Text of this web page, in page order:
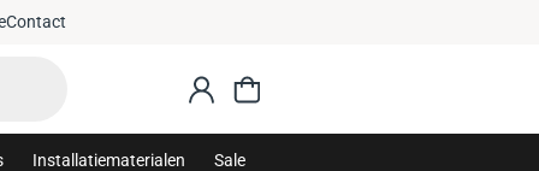
Contact
Installatiematerialen Sale